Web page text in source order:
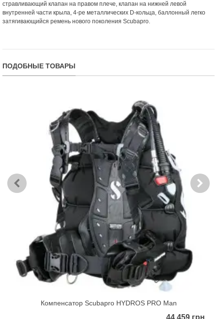
стравливающий клапан на правом плече, клапан на нижней левой
внутренней части крыла, 4-ре металлических D-кольца, баллонный легко
затягивающийся ремень нового поколения Scubapro.
ПОДОБНЫЕ ТОВАРЫ
Компенсатор Scubapro HYDROS PRO Man